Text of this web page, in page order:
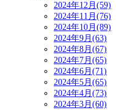
2024年12月(59)
2024年11月(76)
2024年10月(89)
2024年9月(63)
2024年8月(67)
2024年7月(65)
2024年6月(71)
2024年5月(65)
2024年4月(73)
2024年3月(60)